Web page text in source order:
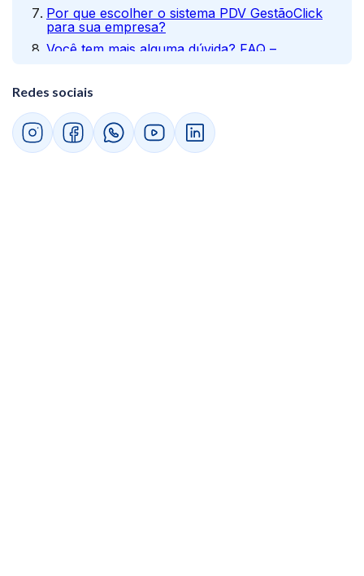
Por que escolher o sistema PDV GestãoClick
para sua empresa?
Você tem mais alguma dúvida? FAQ –
um ERP?
Quais os principais benefícios do sistema
PDV do GestãoClick?
Redes sociais